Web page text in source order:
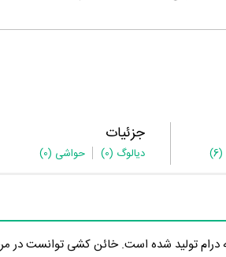
(6)
جزئیات
دیالوگ (0) حواشی (0)
یعنی سال 1400 در گونه درام تولید شده است. خائن کشی توانست